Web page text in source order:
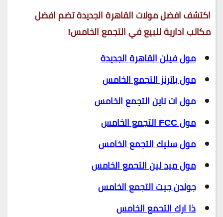
اكتشف افضل مولات القاهرة الجديدة تضم افضل
مكاتب ادارية للبيع في التجمع الخامس!
مول فيلن القاهرة الجديدة
مول باترنز التجمع الخامس
مول ات ناين التجمع الخامس
مول FCC التجمع الخامس
مول سليك التجمع الخامس
مول ميد لين التجمع الخامس
جولدن جيت التجمع الخامس
ذا ارك التجمع الخامس